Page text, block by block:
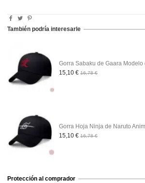
También podría interesarle
Gorra Sabaku de Gaara Modelo
15,10 € 16,78 €
Gorra Hoja Ninja de Naruto
15,10 € 16,78 €
Protección al comprador